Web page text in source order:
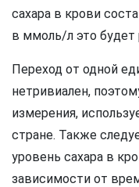
сахара в крови
в ммоль/л это будет
Переход от одной
нетривиален,
измерения,
стране. Также
уровень сахара в
зависимости от